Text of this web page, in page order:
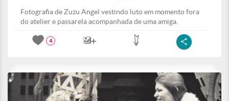
Fotografia de Zuzu Angel vestindo luto em momento fora
do atelier e passarela acompanhada de uma amiga.
4